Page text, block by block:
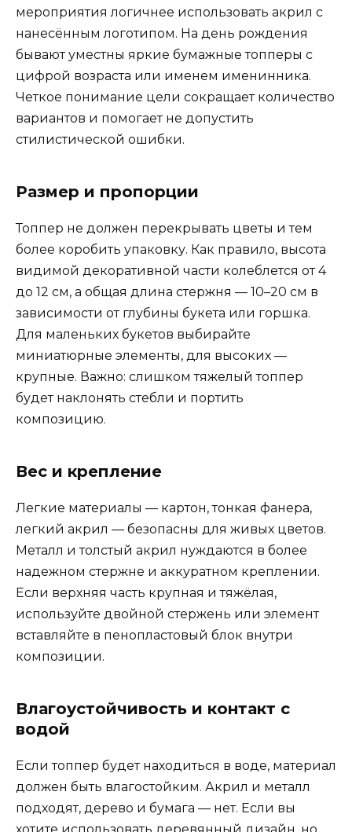
мероприятия логичнее использовать акрил с
нанесённым логотипом. На день рождения
бывают уместны яркие бумажные топперы с
цифрой возраста или именем именинника.
Четкое понимание цели сокращает количество
вариантов и помогает не допустить
стилистической ошибки.
Размер и пропорции
Топпер не должен перекрывать цветы и тем
более коробить упаковку. Как правило, высота
видимой декоративной части колеблется от 4
до 12 см, а общая длина стержня — 10–20 см в
зависимости от глубины букета или горшка.
Для маленьких букетов выбирайте
миниатюрные элементы, для высоких —
крупные. Важно: слишком тяжелый топпер
будет наклонять стебли и портить
композицию.
Вес и крепление
Легкие материалы — картон, тонкая фанера,
легкий акрил — безопасны для живых цветов.
Металл и толстый акрил нуждаются в более
надежном стержне и аккуратном креплении.
Если верхняя часть крупная и тяжёлая,
используйте двойной стержень или элемент
вставляйте в пенопластовый блок внутри
композиции.
Влагоустойчивость и контакт с
водой
Если топпер будет находиться в воде, материал
должен быть влагостойким. Акрил и металл
подходят, дерево и бумага — нет. Если вы